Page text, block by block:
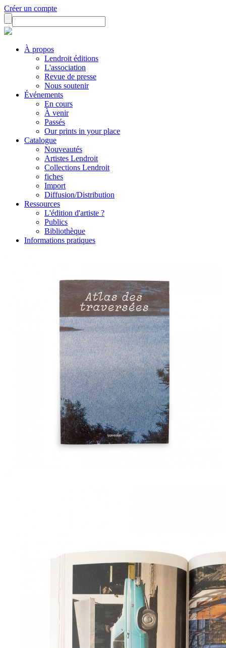
Créer un compte
À propos
Lendroit éditions
L'association
Revue de presse
Nous soutenir
Événements
En cours
À venir
Passés
Our prints in your place
Catalogue
Nouveautés
Artistes Lendroit
Collections Lendroit
fiches
Import
Diffusion/Distribution
Ressources
L'édition d'artiste ?
Publics
Bibliothèque
Informations pratiques